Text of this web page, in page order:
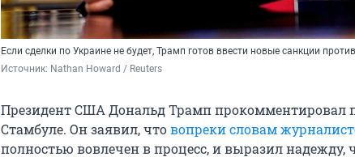
Если сделки по Украине не будет, Трамп готов ввести новые санкции
Источник: Nathan Howard / Reuters
Президент США Дональд Трамп прокомментировал
Стамбуле. Он заявил, чтовопреки словам
полностью вовлечен в процесс, и выразил надежду,